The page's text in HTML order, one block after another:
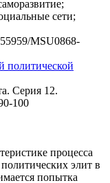
сети;
MSU0868-
политической
Серия 12.
100
процесса
элит в
попытка